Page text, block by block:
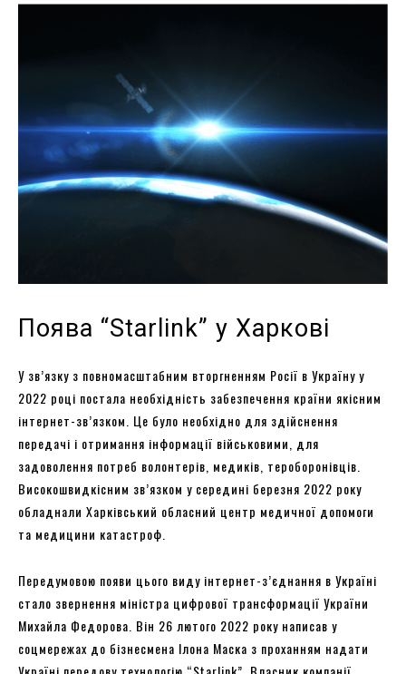
Поява “Starlink” у Харкові
У зв’язку з повномасштабним вторгненням Росії в Україну у
2022 році постала необхідність забезпечення країни якісним
інтернет-зв’язком. Це було необхідно для здійснення
передачі і отримання інформації військовими, для
задоволення потреб волонтерів, медиків, тероборонівців.
Високошвидкісним зв’язком у середині березня 2022 року
обладнали Харківський обласний центр медичної допомоги
та медицини катастроф.
Передумовою появи цього виду інтернет-з’єднання в Україні
стало звернення міністра цифрової трансформації України
Михайла Федорова. Він 26 лютого 2022 року написав у
соцмережах до бізнесмена Ілона Маска з проханням надати